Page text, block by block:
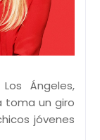
Ángeles,
toma un giro
jóvenes